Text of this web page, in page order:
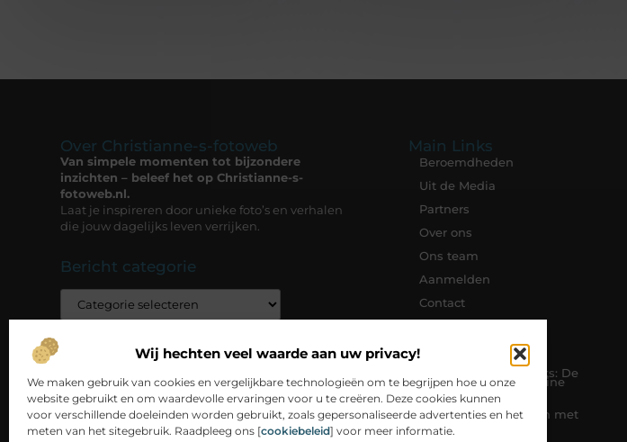
Wij hechten veel waarde aan uw privacy!
We maken gebruik van cookies en vergelijkbare technologieën om te begrijpen hoe u onze
website gebruikt en om waardevolle ervaringen voor u te creëren. Deze cookies kunnen
voor verschillende doeleinden worden gebruikt, zoals gepersonaliseerde advertenties en het
meten van het sitegebruik. Raadpleeg ons [cookiebeleid] voor meer informatie.
Over Christianne-s-fotoweb
Van simpele momenten tot bijzondere
inzichten – beleef het op Christianne-s-
fotoweb.nl.
Laat je inspireren door unieke foto’s en verhalen
die jouw dagelijks leven verrijken.
Bericht categorie
Main Links
Beroemdheden
Uit de Media
Partners
Over ons
Ons team
Aanmelden
Contact
Website index
Kwalitatieve Backlinks: De
Bouwstenen van Online
Autoriteit
Inkomsten Genereren met
Mijn Website: Van
Bezoekers naar